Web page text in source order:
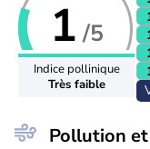
1 /5
Indice pollinique
Très faible
Pollution